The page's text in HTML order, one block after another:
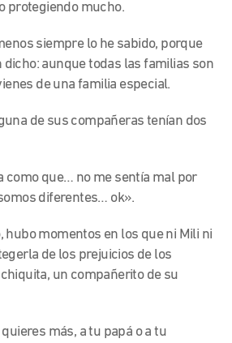
protegiendo mucho.
siempre lo he sabido, porque
aunque todas las familias son
de una familia especial.
de sus compañeras tenían dos
como que… no me sentía mal por
diferentes… ok».
hubo momentos en los que ni Mili ni
de los prejuicios de los
un compañerito de su
más, a tu papá o a tu